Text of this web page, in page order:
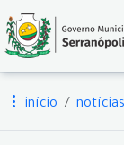
início notícias